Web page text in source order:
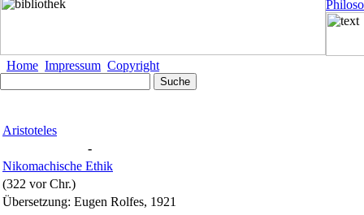
Home Impressum Copyright
Aristoteles
-
Nikomachische Ethik
(322 vor Chr.)
Übersetzung: Eugen Rolfes, 1921